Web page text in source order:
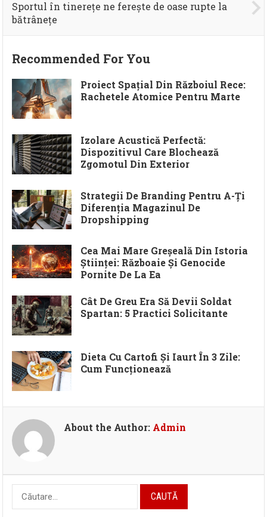
Sportul în tinerețe ne ferește de oase rupte la
bătrânețe
Recommended For You
Proiect Spațial Din Războiul Rece:
Rachetele Atomice Pentru Marte
Izolare Acustică Perfectă:
Dispozitivul Care Blochează
Zgomotul Din Exterior
Strategii De Branding Pentru A-Ți
Diferenția Magazinul De
Dropshipping
Cea Mai Mare Greșeală Din Istoria
Științei: Războaie Și Genocide
Pornite De La Ea
Cât De Greu Era Să Devii Soldat
Spartan: 5 Practici Solicitante
Dieta Cu Cartofi Și Iaurt În 3 Zile:
Cum Funcționează
About the Author: Admin
Caută
după: